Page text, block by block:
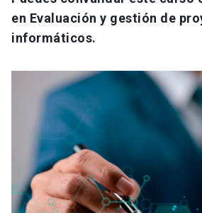
en Evaluación y gestión de
informáticos.